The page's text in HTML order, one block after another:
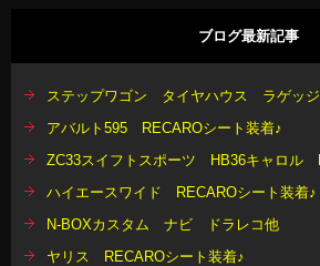
ブログ最新記事
ステップワゴン タイヤハウス ラゲッジ
アバルト595 RECAROシート装着♪
ZC33スイフトスポーツ HB36キャロル
ハイエースワイド RECAROシート装着♪
N-BOXカスタム ナビ ドラレコ他
ヤリス RECAROシート装着♪